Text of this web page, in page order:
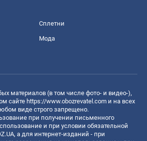
Сплетни
Мода
материалов (в том числе фото- и видео-),
сайте https://www.obozrevatel.com и на всех
виде строго запрещено.
при получении письменного
и при условии обязательной
а для интернет-изданий - при